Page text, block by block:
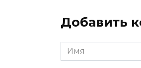
Добавить
Имя
*